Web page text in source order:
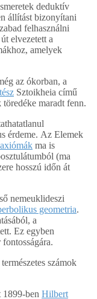
deduktív
állítást bizonyítani
felhasználni
elvezetett a
amelyek
az ókorban, a
Sztoikheia című
töredéke maradt fenn.
érdeme. Az Elemek
ma is
(ma
hosszú időn át
nemeuklideszi
geometria.
a
Ez egyben
számok
1899-ben Hilbert